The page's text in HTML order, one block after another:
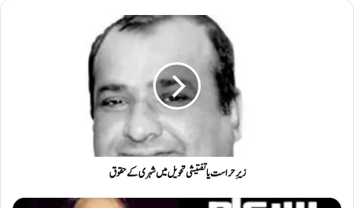
زیرِ حراست یا تفتیشی تحویل میں شہری کے حقوق